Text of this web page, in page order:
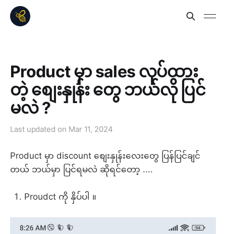
Product မှာ sales လုပ်ထား
တဲ့ စျေးနှုန်း တွေ ဘယ်လို ပြင်
မလဲ ?
Last updated on Mar 11, 2024
Product မှာ discount စျေးနှုန်းလေးတွေ ပြန်ပြင်ချင်
တယ် ဘယ်မှာ ပြင်ရမလဲ ဆိုရင်တော့ ....
Proudct ကို နှိပ်ပါ ။